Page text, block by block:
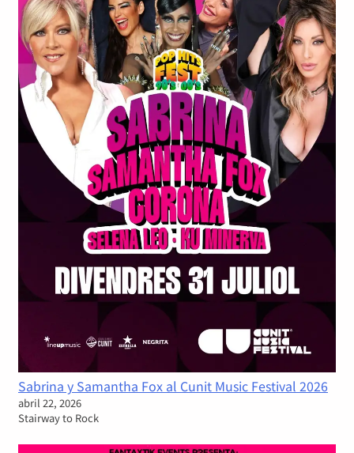
Sabrina y Samantha Fox al Cunit Music Festival 2026
abril 22, 2026
Stairway to Rock